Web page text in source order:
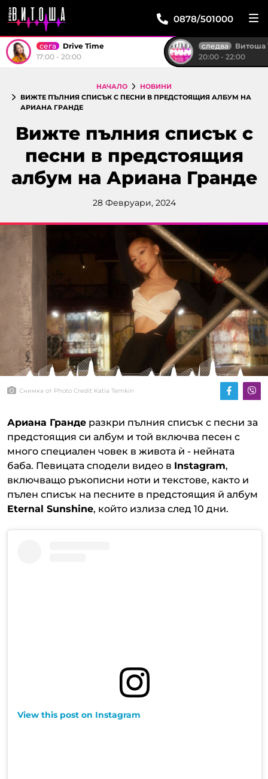
0878/501000
сега
Drive Time
17:00 - 20:00
следва
Витоша
20:00 - 22:00
НАЧАЛО
НОВИНИ
ВИЖТЕ ПЪЛНИЯ СПИСЪК С ПЕСНИ В ПРЕДСТОЯЩИЯ АЛБУМ НА
АРИАНА ГРАНДЕ
Вижте пълния списък с
песни в предстоящия
албум на Ариана Гранде
28 Февруари, 2024
Снимка от Photo Credit Katia Temkin
Ариана Гранде разкри пълния списък с песни за
предстоящия си албум и той включва песен с
много специален човек в живота ѝ - нейната
баба. Певицата сподели видео в Instagram,
включващо ръкописни ноти и текстове, както и
пълен списък на песните в предстоящия й албум
Eternal Sunshine, който излиза след 10 дни.
View this post on Instagram